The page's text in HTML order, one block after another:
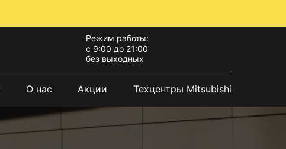
Режим работы:
с 9:00 до 21:00
без выходных
О нас Акции Техцентры Mitsubishi